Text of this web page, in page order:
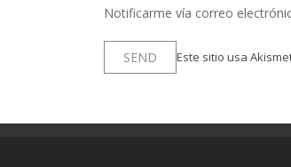
Notificarme vía correo
Este sitio usa